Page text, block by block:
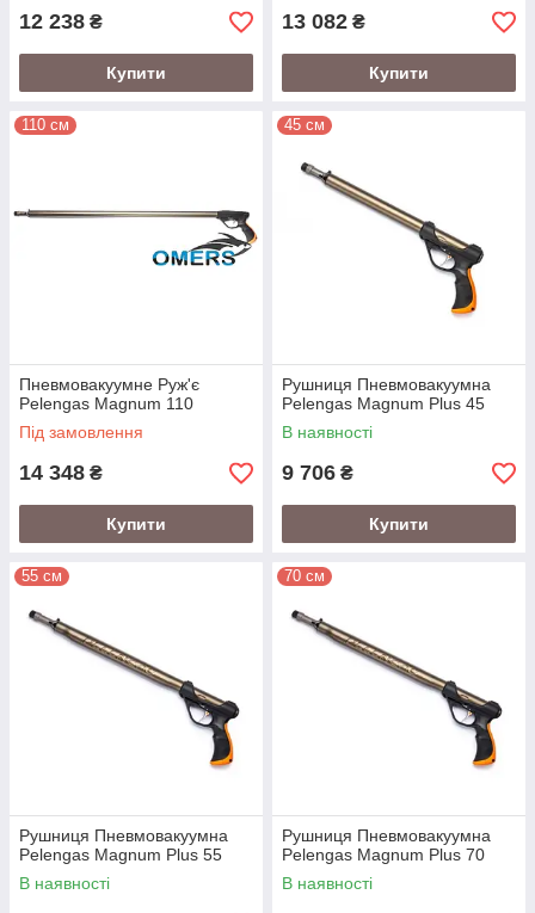
12 238 ₴
Купити
13 082 ₴
Купити
110 см
Пневмовакуумне Руж'є
Pelengas Magnum 110
Під замовлення
14 348 ₴
Купити
45 см
Рушниця Пневмовакуумна
Pelengas Magnum Plus 45
В наявності
9 706 ₴
Купити
55 см
Рушниця Пневмовакуумна
Pelengas Magnum Plus 55
В наявності
70 см
Рушниця Пневмовакуумна
Pelengas Magnum Plus 70
В наявності